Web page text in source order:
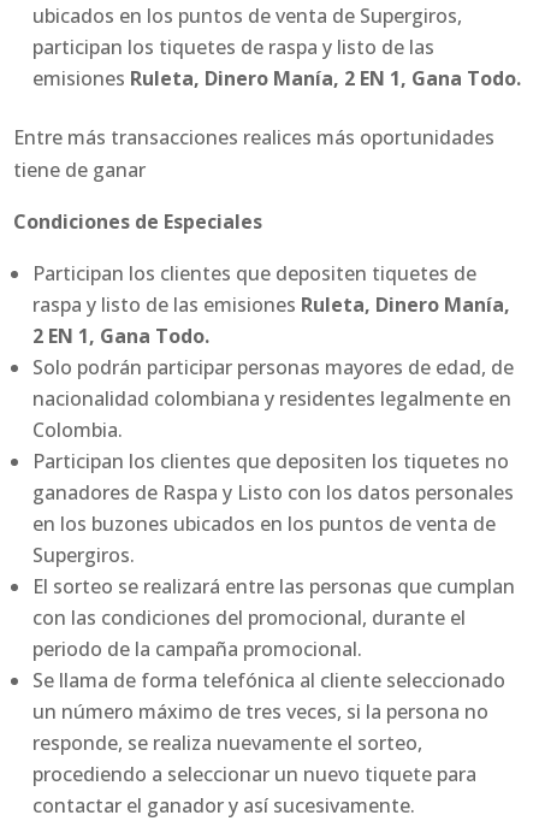
ubicados en los puntos de venta de Supergiros,
participan los tiquetes de raspa y listo de las
emisiones Ruleta, Dinero Manía, 2 EN 1, Gana Todo.
Entre más transacciones realices más oportunidades
tiene de ganar
Condiciones de Especiales
Participan los clientes que depositen tiquetes de
raspa y listo de las emisiones Ruleta, Dinero Manía,
2 EN 1, Gana Todo.
Solo podrán participar personas mayores de edad, de
nacionalidad colombiana y residentes legalmente en
Colombia.
Participan los clientes que depositen los tiquetes no
ganadores de Raspa y Listo con los datos personales
en los buzones ubicados en los puntos de venta de
Supergiros.
El sorteo se realizará entre las personas que cumplan
con las condiciones del promocional, durante el
periodo de la campaña promocional.
Se llama de forma telefónica al cliente seleccionado
un número máximo de tres veces, si la persona no
responde, se realiza nuevamente el sorteo,
procediendo a seleccionar un nuevo tiquete para
contactar el ganador y así sucesivamente.